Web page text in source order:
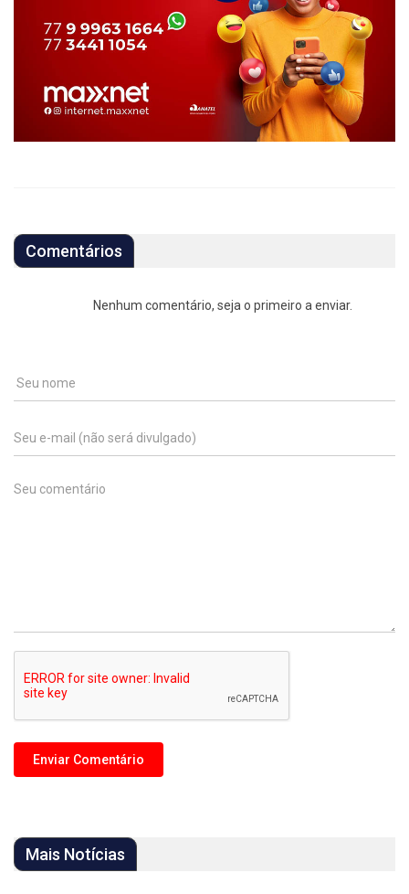
Comentários
Nenhum comentário, seja o primeiro a enviar.
Mais Notícias